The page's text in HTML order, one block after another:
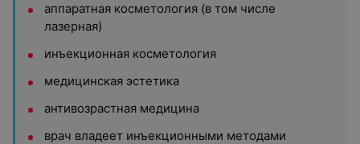
аппаратная косметология (в том числе
лазерная)
инъекционная косметология
медицинская эстетика
антивозрастная медицина
врач владеет инъекционными методами